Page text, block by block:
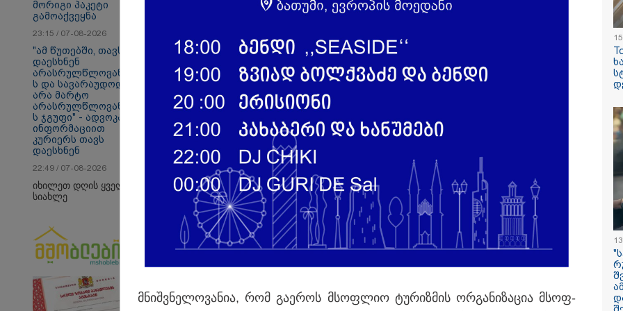
თბილისი - ანტალია
737.80 ლარიდან
თბილისი - ჰერაკლიონი
1370.80 ლარიდან
თბილისი - ბუდაპეშტი
თბილისი -
Faceამბები
15:42 / 07-08-2026
"საიდან იცის,
სინამდვილეში
ხდებოდა...
ომში თუ არ
სამჯერ არის
არც ერთხელ
მორიგი პაკეტი
გამოაქვეყნა
23:15 / 07-08-2026
"ამ წუთებში, თავს
დაესხნენ
არასრულწლოვანები
ს და სავარაუდოდ,
არა მარტო
არასრულწლოვანები
ს ჯგუფი" - ადვოკატის
ინფორმაციით
კურიერს თავს
დაესხნენ
22:49 / 07-08-2026
იხილეთ დღის ყველა
სიახლე
მნიშ­ვნე­ლო­ვა­ნია, რომ გა­ე­როს მსოფ­ლიო ტუ­რიზ­მის ორ­გა­ნი­ზა­ცია მსოფ­